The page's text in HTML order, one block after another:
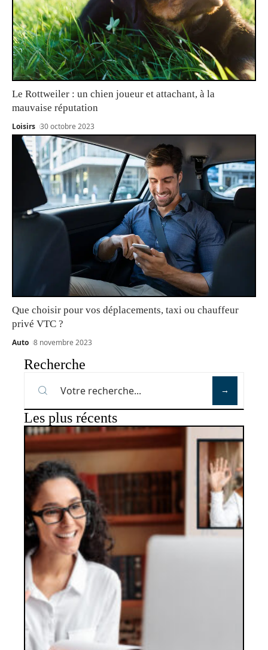
Le Rottweiler : un chien joueur et attachant, à la
mauvaise réputation
Loisirs 30 octobre 2023
Que choisir pour vos déplacements, taxi ou chauffeur
privé VTC ?
Auto 8 novembre 2023
Recherche
Les plus récents